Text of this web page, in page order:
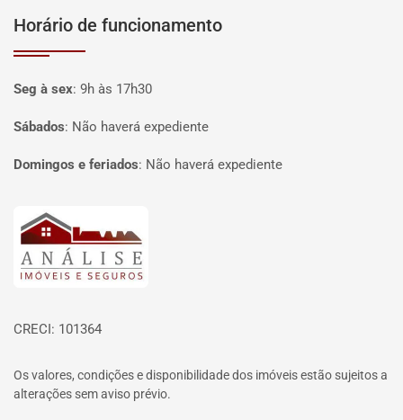
Horário de funcionamento
Seg à sex: 9h às 17h30
Sábados: Não haverá expediente
Domingos e feriados: Não haverá expediente
Página inicial
CRECI: 101364
Os valores, condições e disponibilidade dos imóveis estão sujeitos a
alterações sem aviso prévio.